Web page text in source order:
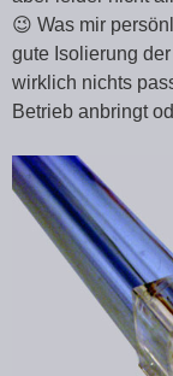
😉 Was mir
gute Isolierung
wirklich nichts
Betrieb anbringt